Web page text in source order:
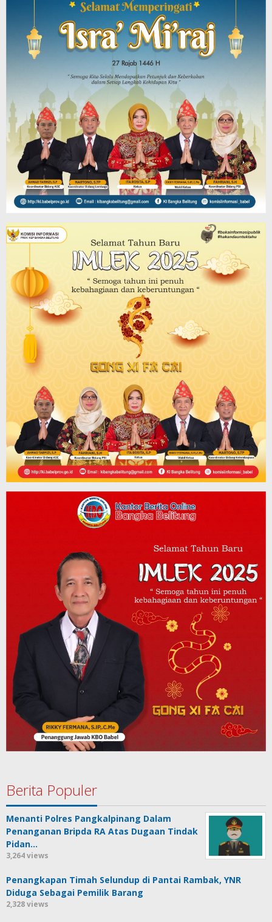
Berita Populer
Menanti Polres Pangkalpinang Dalam
Penanganan Bripda RA Atas Dugaan Tindak
Pidan…
3,264 views
Penangkapan Timah Selundup di Pantai Rambak, YNR
Diduga Sebagai Pemilik Barang
2,328 views